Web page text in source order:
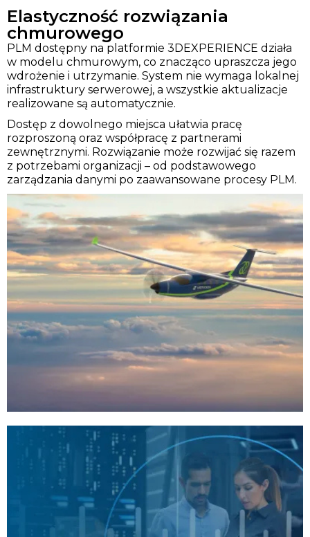
Elastyczność rozwiązania
chmurowego
PLM dostępny na platformie 3DEXPERIENCE działa
w modelu chmurowym, co znacząco upraszcza jego
wdrożenie i utrzymanie. System nie wymaga lokalnej
infrastruktury serwerowej, a wszystkie aktualizacje
realizowane są automatycznie.
Dostęp z dowolnego miejsca ułatwia pracę
rozproszoną oraz współpracę z partnerami
zewnętrznymi. Rozwiązanie może rozwijać się razem
z potrzebami organizacji – od podstawowego
zarządzania danymi po zaawansowane procesy PLM.